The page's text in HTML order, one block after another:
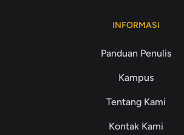
INFORMASI
Panduan Penulis
Kampus
Tentang Kami
Kontak Kami